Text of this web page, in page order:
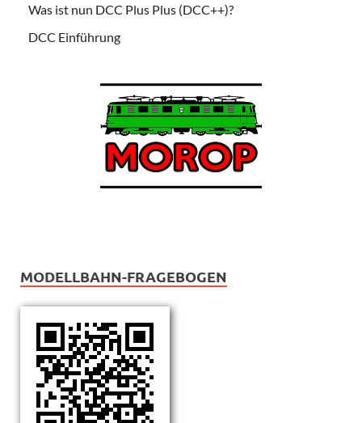
Was ist nun DCC Plus Plus (DCC++)?
DCC Einführung
MODELLBAHN-FRAGEBOGEN